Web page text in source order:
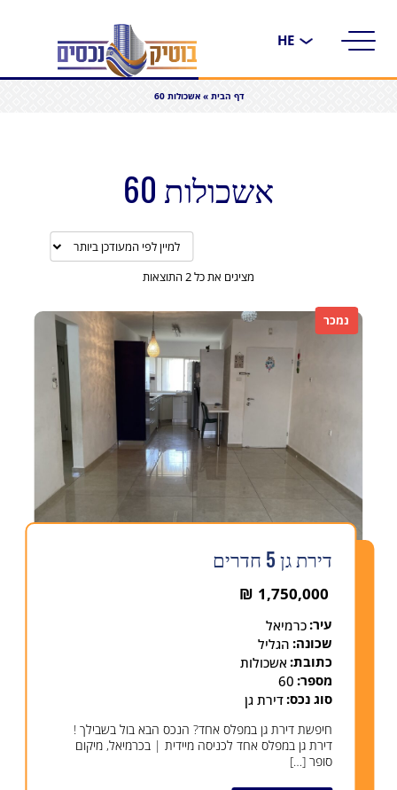
בחירת
דף הבית »אשכולות 60
אשכולות 60
מציגים את כל ⁦2⁩ התוצאות
נמכר
דירת גן 5 חדרים
1,750,000
₪
עיר: כרמיאל
שכונה: הגליל
כתובת: אשכולות
מספר: 60
סוג נכס: דירת גן
חיפשת דירת גן במפלס אחד? הנכס הבא בול בשבילך !
דירת גן במפלס אחד לכניסה מיידית | בכרמיאל, מיקום
סופר […]